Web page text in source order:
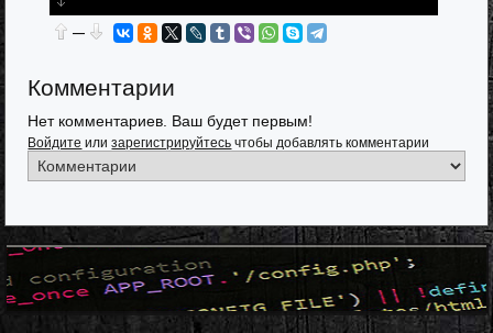
—
Комментарии
Нет комментариев. Ваш будет первым!
Войдите илизарегистрируйтесь чтобы добавлять комментарии